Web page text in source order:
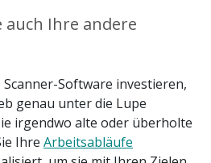
auch Ihre andere
Software investieren,
genau unter die Lupe
irgendwo alte oder überholte
Ihre Arbeitsabläufe